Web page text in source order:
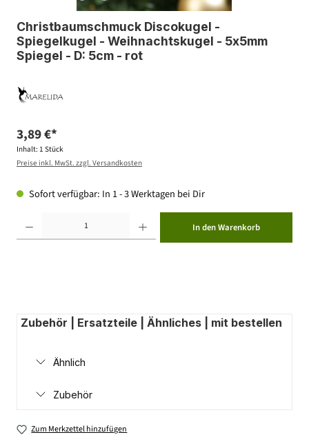
Christbaumschmuck Discokugel -
Spiegelkugel - Weihnachtskugel - 5x5mm
Spiegel - D: 5cm - rot
3,89 €*
Inhalt: 1 Stück
Preise inkl. MwSt. zzgl. Versandkosten
Sofort verfügbar: In 1 - 3 Werktagen bei Dir
In den Warenkorb
Zubehör | Ersatzteile | Ähnliches | mit bestellen
Ähnlich
Zubehör
Zum Merkzettel hinzufügen